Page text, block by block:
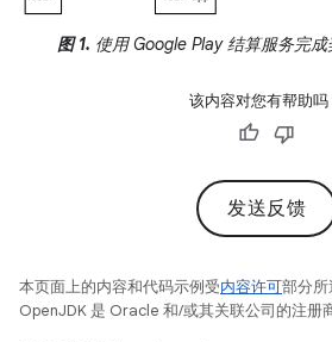
图 1. 使用 Google Play 结算服务完
该内容对您有帮助吗
发送反馈
本页面上的内容和代码示例受内容许可部分
OpenJDK 是 Oracle 和/或其关联公司的注册